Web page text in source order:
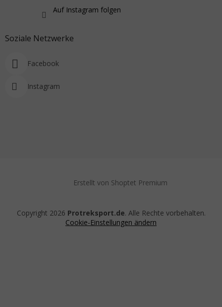
Auf Instagram folgen
Soziale Netzwerke
Facebook
Instagram
Erstellt von Shoptet Premium
Copyright 2026 Protreksport.de. Alle Rechte vorbehalten.
Cookie-Einstellungen ändern